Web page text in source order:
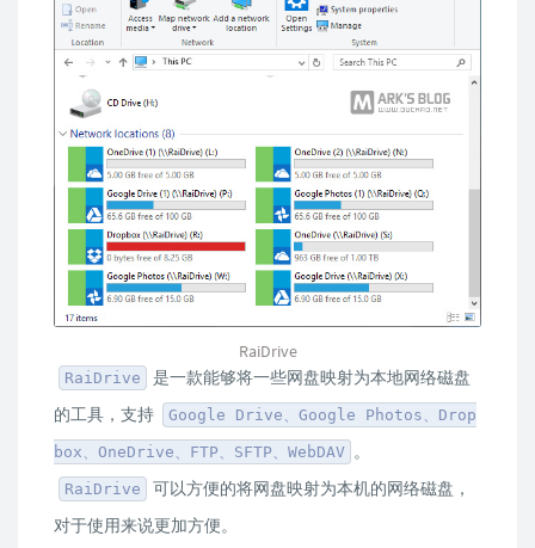
RaiDrive
RaiDrive
是一款能够将一些网盘映射为本地网络磁盘
的工具，支持
Google Drive、Google Photos、Drop
box、OneDrive、FTP、SFTP、WebDAV 。
RaiDrive
可以方便的将网盘映射为本机的网络磁盘，
对于使用来说更加方便。